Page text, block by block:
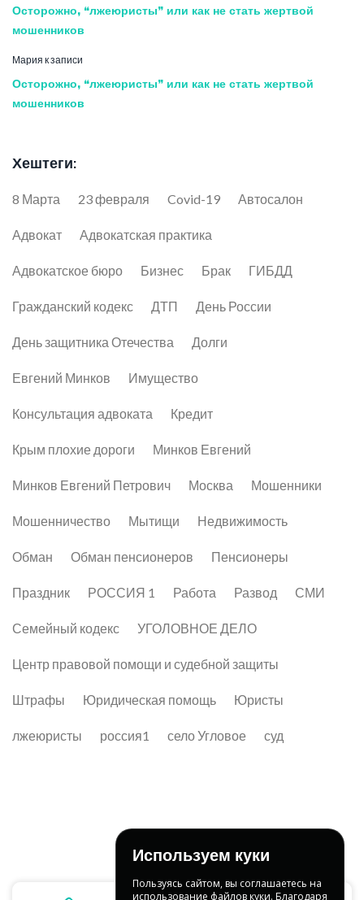
Осторожно, “лжеюристы” или как не стать жертвой
мошенников
Мария к записи
Осторожно, “лжеюристы” или как не стать жертвой
мошенников
Хештеги:
8 Марта 23 февраля Covid-19 Автосалон
Адвокат Адвокатская практика
Адвокатское бюро Бизнес Брак ГИБДД
Гражданский кодекс ДТП День России
День защитника Отечества Долги
Евгений Минков Имущество
Консультация адвоката Кредит
Крым плохие дороги Минков Евгений
Минков Евгений Петрович Москва Мошенники
Мошенничество Мытищи Недвижимость
Обман Обман пенсионеров Пенсионеры
Праздник РОССИЯ 1 Работа Развод СМИ
Семейный кодекс УГОЛОВНОЕ ДЕЛО
Центр правовой помощи и судебной защиты
Штрафы Юридическая помощь Юристы
лжеюристы россия1 село Угловое суд
Используем куки
Пользуясь сайтом, вы соглашаетесь на
использование файлов куки. Благодаря